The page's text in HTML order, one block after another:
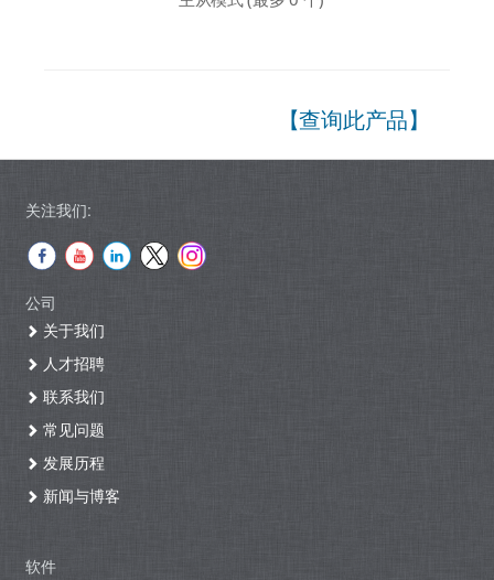
【查询此产品】
关注我们:
公司
关于我们
人才招聘
联系我们
常见问题
发展历程
新闻与博客
软件